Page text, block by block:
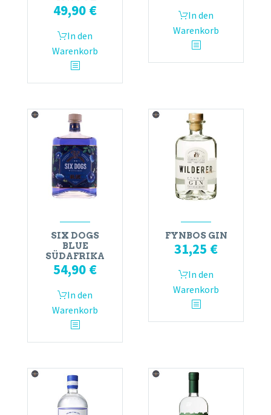
49,90 €
In den
Warenkorb
In den
Warenkorb
SIX DOGS
BLUE
SÜDAFRIKA
54,90 €
In den
Warenkorb
FYNBOS GIN
31,25 €
In den
Warenkorb